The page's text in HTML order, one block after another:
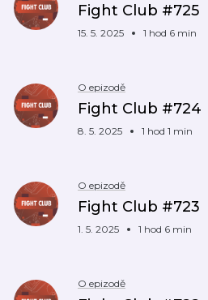
Fight Club #725
15. 5. 2025 1 hod 6 min
O epizodě
Fight Club #724
8. 5. 2025 1 hod 1 min
O epizodě
Fight Club #723
1. 5. 2025 1 hod 6 min
O epizodě